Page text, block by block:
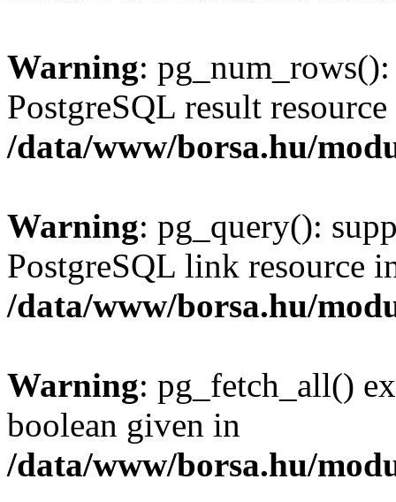
Warning:
PostgreSQL result
/data/www/borsa.hu/
Warning: pg_query():
PostgreSQL link resource
/data/www/borsa.hu/
Warning: pg_fetch_all()
boolean given in
/data/www/borsa.hu/